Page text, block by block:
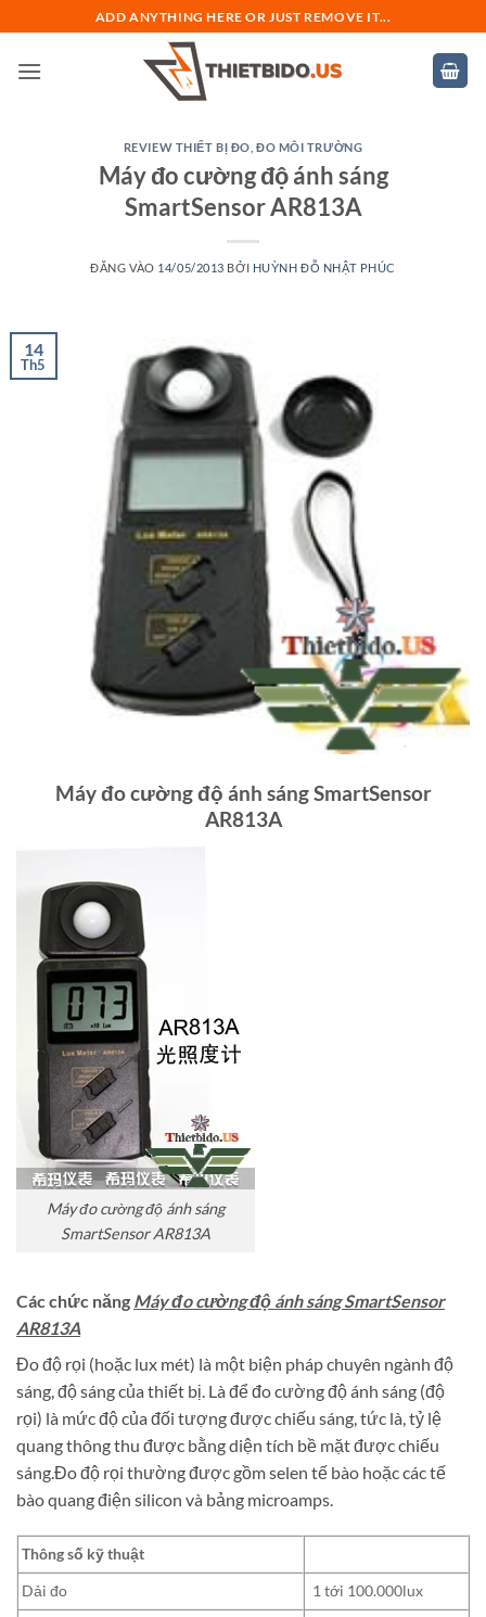
qua
nội
ADD ANYTHING HERE OR JUST REMOVE IT...
REVIEW THIẾT BỊ ĐO ĐO MÔI TRƯỜNG
Máy đo cường độ ánh sáng
SmartSensor AR813A
ĐĂNG VÀO 14/05/2013 BỞI HUỲNH ĐỖ NHẬT PHÚC
14
Th5
Máy đo cường độ ánh sáng SmartSensor
AR813A
Máy đo cường độ ánh sáng
SmartSensor AR813A
Các chức năng Máy đo cường độ ánh sáng SmartSensor
AR813A
Đo độ rọi (hoặc lux mét) là một biện pháp chuyên ngành độ
sáng, độ sáng của thiết bị. Là để đo cường độ ánh sáng (độ
rọi) là mức độ của đối tượng được chiếu sáng, tức là, tỷ lệ
quang thông thu được bằng diện tích bề mặt được chiếu
sáng.Đo độ rọi thường được gồm selen tế bào hoặc các tế
bào quang điện silicon và bảng microamps.
Thông số kỹ thuật
Dải đo
1 tới 100.000lux